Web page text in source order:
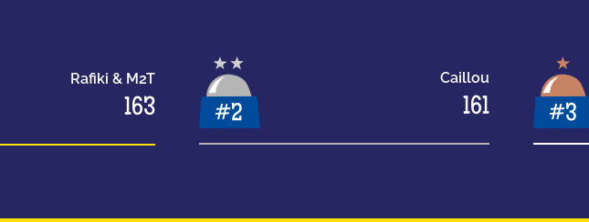
Rafiki & M2T
163
Caillou
161